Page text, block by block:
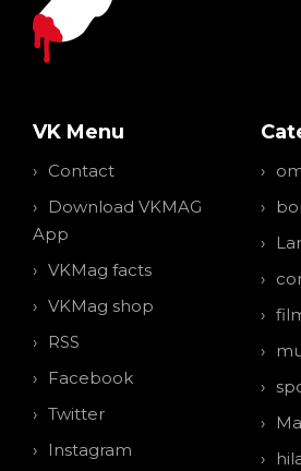
VK Menu
Contact
Download VKMAG
App
VKMag facts
VKMag shop
RSS
Facebook
Twitter
Instagram